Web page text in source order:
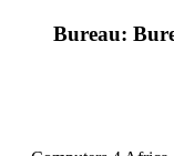
Bureau: